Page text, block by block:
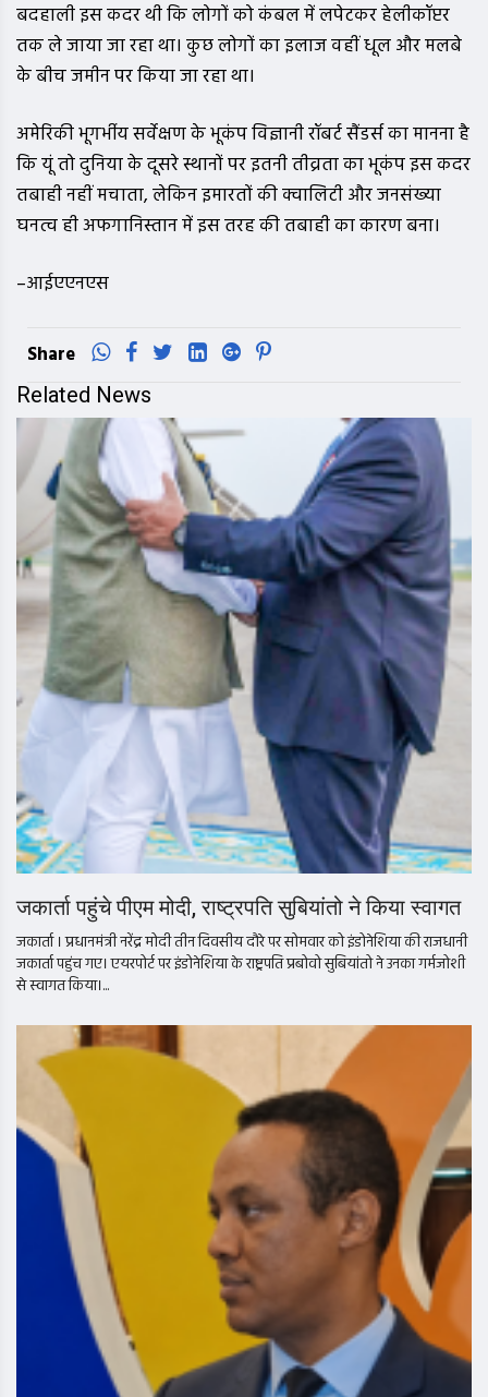
बदहाली इस कदर थी कि लोगों को कंबल में लपेटकर हेलीकॉप्टर
तक ले जाया जा रहा था। कुछ लोगों का इलाज वहीं धूल और मलबे
के बीच जमीन पर किया जा रहा था।
अमेरिकी भूगर्भीय सर्वेक्षण के भूकंप विज्ञानी रॉबर्ट सैंडर्स का मानना है
कि यूं तो दुनिया के दूसरे स्थानों पर इतनी तीव्रता का भूकंप इस कदर
तबाही नहीं मचाता, लेकिन इमारतों की क्वालिटी और जनसंख्या
घनत्व ही अफगानिस्तान में इस तरह की तबाही का कारण बना।
–आईएएनएस
Share
Related News
जकार्ता पहुंचे पीएम मोदी, राष्ट्रपति सुबियांतो ने किया स्वागत
जकार्ता । प्रधानमंत्री नरेंद्र मोदी तीन दिवसीय दौरे पर सोमवार को इंडोनेशिया की राजधानी
जकार्ता पहुंच गए। एयरपोर्ट पर इंडोनेशिया के राष्ट्रपति प्रबोवो सुबियांतो ने उनका गर्मजोशी
से स्वागत किया।...